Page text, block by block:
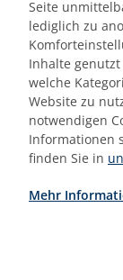
Zielgruppe
Hauswart:in
Seite
lediglich zu
Inhalte
welche
Website zu
notwendigen
Informationen
finden Sie in
Mehr